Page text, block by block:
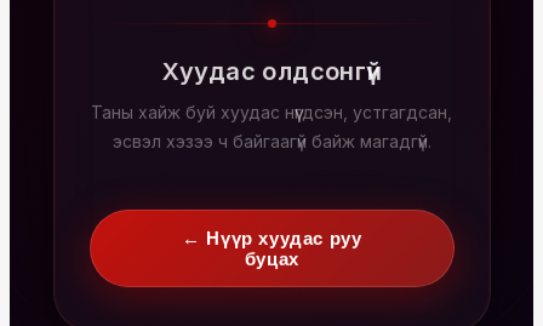
Хуудас олдсонгүй
Таны хайж буй хуудас нүүгдсэн, устгагдсан,
эсвэл хэзээ ч байгаагүй байж магадгүй.
← Нүүр хуудас руу
буцах